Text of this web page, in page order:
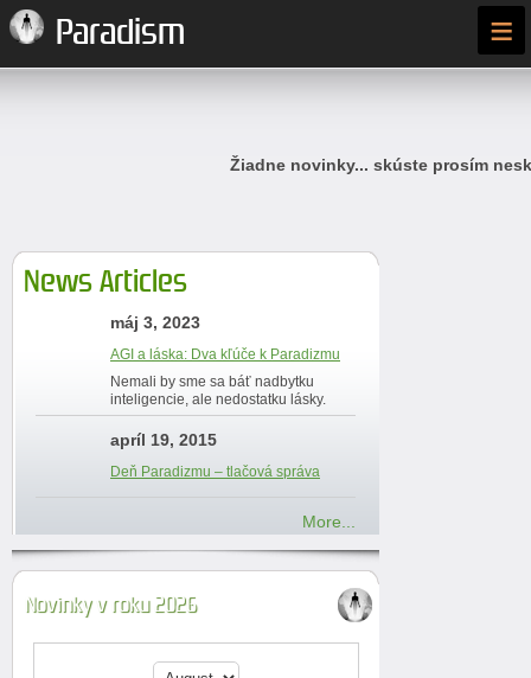
Paradism ≡
Žiadne novinky... skúste prosím
News Articles
máj 3, 2023
AGI a láska: Dva kľúče k Paradizmu
Nemali by sme sa báť nadbytku
inteligencie, ale nedostatku lásky.
apríl 19, 2015
Deň Paradizmu – tlačová správa
More...
Novinky v roku 2026